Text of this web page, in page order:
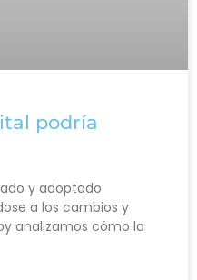
podría
y adoptado
a los cambios y
analizamos cómo la